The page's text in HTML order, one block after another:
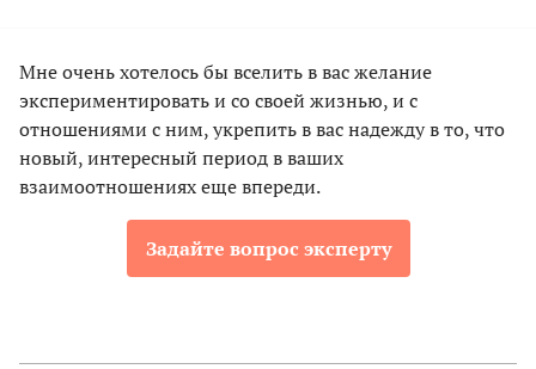
Мне очень хотелось бы вселить в вас желание
экспериментировать и со своей жизнью, и с
отношениями с ним, укрепить в вас надежду в то, что
новый, интересный период в ваших
взаимоотношениях еще впереди.
Задайте вопрос эксперту